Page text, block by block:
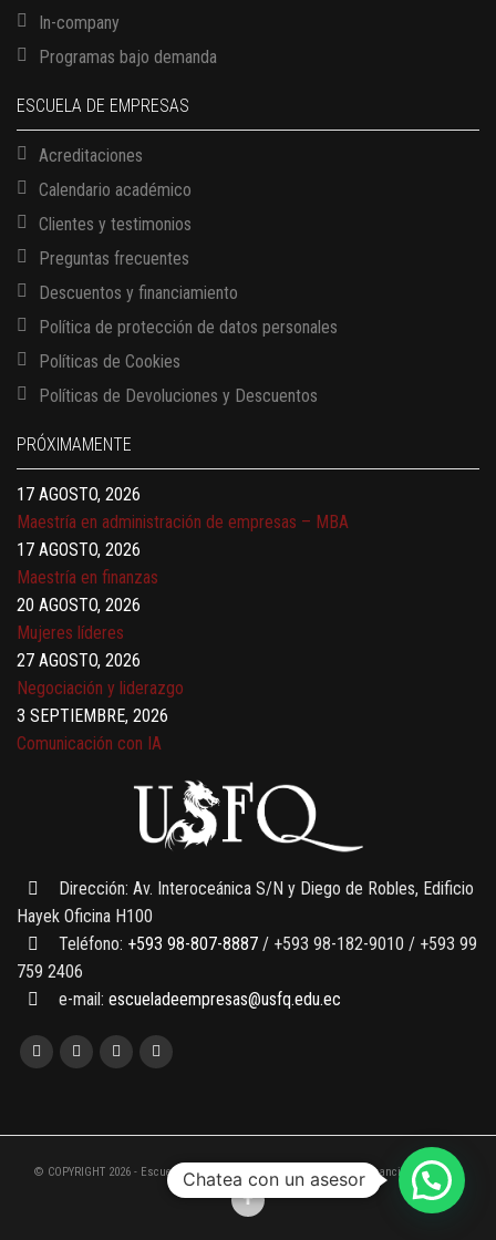
In-company
Programas bajo demanda
ESCUELA DE EMPRESAS
Acreditaciones
Calendario académico
Clientes y testimonios
Preguntas frecuentes
Descuentos y financiamiento
Política de protección de datos personales
Políticas de Cookies
Políticas de Devoluciones y Descuentos
PRÓXIMAMENTE
13 AGOSTO, 2026
17 AGOSTO, 2026
Gerencia de empresas familiares
17 AGOSTO, 2026
Maestría en administración de empresas – MBA
17 AGOSTO, 2026
Maestría en finanzas
20 AGOSTO, 2026
Mujeres líderes
27 AGOSTO, 2026
Negociación y liderazgo
3 SEPTIEMBRE, 2026
Comunicación con IA
Gobernanza de datos
13 AGOSTO, 2026
Finanzas para no financieros
Dirección: Av. Interoceánica S/N y Diego de Robles, Edificio
Hayek Oficina H100
Teléfono: +593 98-807-8887 / +593 98-182-9010 / +593 99
759 2406
e-mail: escueladeempresas@usfq.edu.ec
© COPYRIGHT 2026 - Escuela de Empresas de la Universidad San Francisco de Quito
Chatea con un asesor